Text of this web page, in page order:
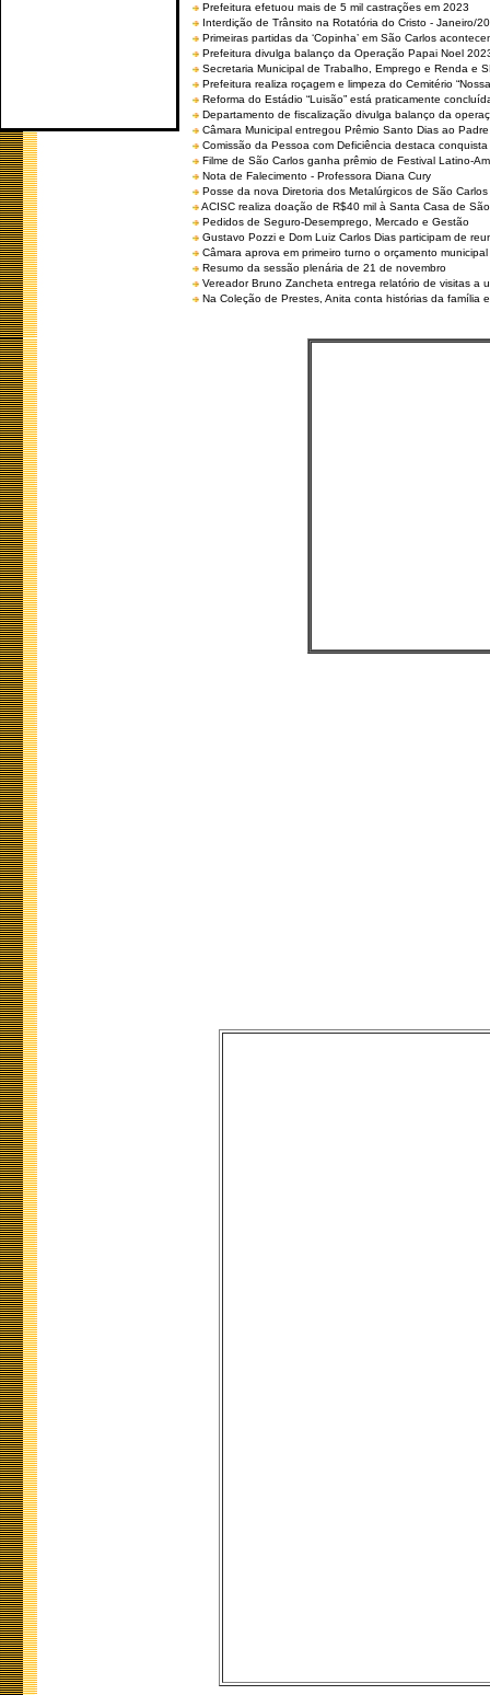
Prefeitura efetuou mais de 5 mil castrações em 2023
Interdição de Trânsito na Rotatória do Cristo - Janeiro/
Primeiras partidas da ‘Copinha’ em São Carlos
Prefeitura divulga balanço da Operação Papai Noel
Secretaria Municipal de Trabalho, Emprego e Renda e
Prefeitura realiza roçagem e limpeza do Cemitério
Reforma do Estádio “Luisão” está praticamente
Departamento de fiscalização divulga balanço da
Câmara Municipal entregou Prêmio Santo Dias ao
Comissão da Pessoa com Deficiência destaca
Filme de São Carlos ganha prêmio de Festival Latino-
Nota de Falecimento - Professora Diana Cury
Posse da nova Diretoria dos Metalúrgicos de São
ACISC realiza doação de R$40 mil à Santa Casa de
Pedidos de Seguro-Desemprego, Mercado e Gestão
Gustavo Pozzi e Dom Luiz Carlos Dias participam de
Câmara aprova em primeiro turno o orçamento
Resumo da sessão plenária de 21 de novembro
Vereador Bruno Zancheta entrega relatório de visitas a
Na Coleção de Prestes, Anita conta histórias da família